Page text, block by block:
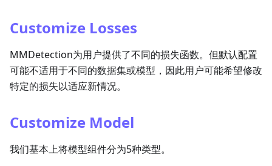
Customize Losses
MMDetection为用户提供了不同的损失函数。但默认配置
可能不适用于不同的数据集或模型，因此用户可能希望修改
特定的损失以适应新情况。
Customize Model
我们基本上将模型组件分为5种类型。